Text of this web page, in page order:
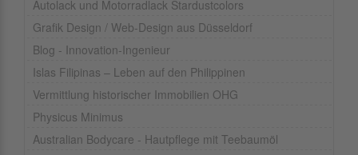
Autolack und Motorradlack Stardustcolors
Grafik Design / Web-Design aus Düsseldorf
Blog - Innovation-Ingenieur
Islas Filipinas – Leben auf den Philippinen
Vermittlung historischer Immobilien OHG
Physicus Minimus
Australian Bodycare - Hautpflege mit Teebaumöl